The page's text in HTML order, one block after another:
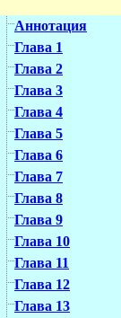
Аннотация
Глава 1
Глава 2
Глава 3
Глава 4
Глава 5
Глава 6
Глава 7
Глава 8
Глава 9
Глава 10
Глава 11
Глава 12
Глава 13